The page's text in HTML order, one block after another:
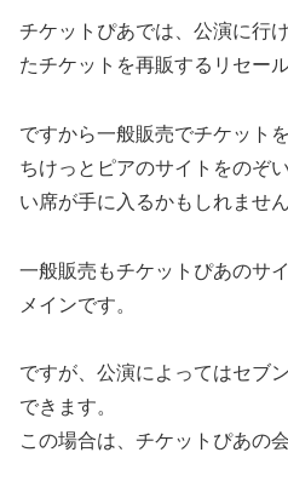
チケットぴあでは、公演に行
たチケットを再販するリセー
ですから一般販売でチケット
ちけっとピアのサイトをのぞ
い席が手に入るかもしれません
一般販売もチケットぴあのサ
メインです。
ですが、公演によってはセブ
できます。
この場合は、チケットぴあの